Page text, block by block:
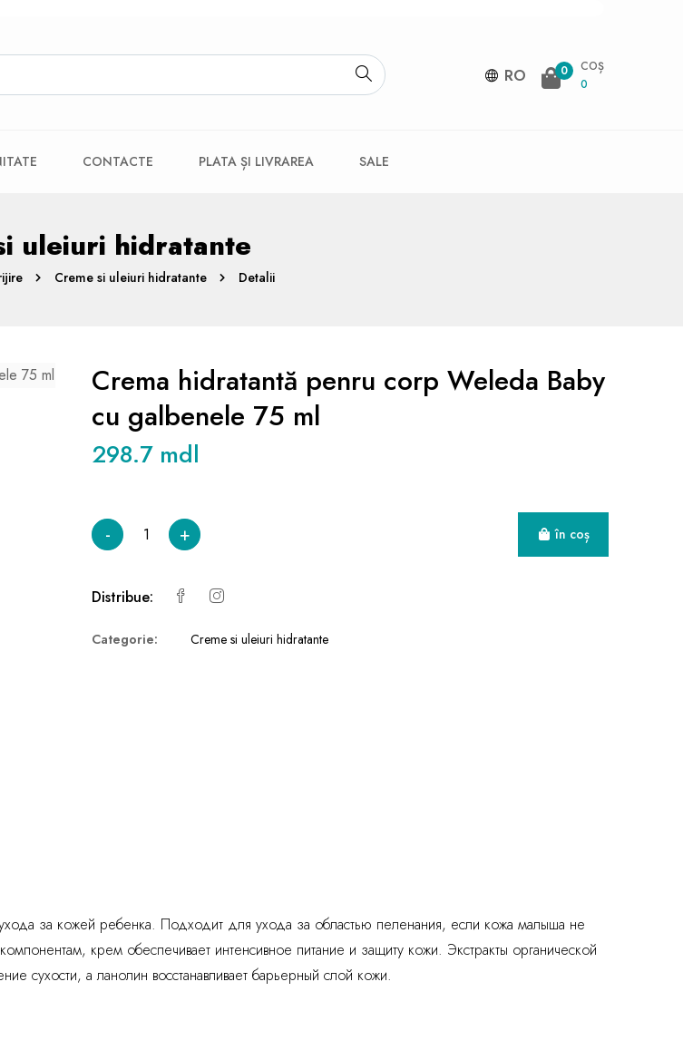
RO 0
COȘ
0
CONTACTE PLATA ȘI LIVRAREA SALE
uleiuri hidratante
Creme si uleiuri hidratante Detalii
Сrema hidratantă penru corp Weleda Baby
cu galbenele 75 ml
298.7 mdl
- + în coș
Distribue:
Categorie: Creme si uleiuri hidratante
за кожей ребенка. Подходит для ухода за областью пеленания, если кожа малыша не
крем обеспечивает интенсивное питание и защиту кожи. Экстракты органической
сухости, а ланолин восстанавливает барьерный слой кожи.